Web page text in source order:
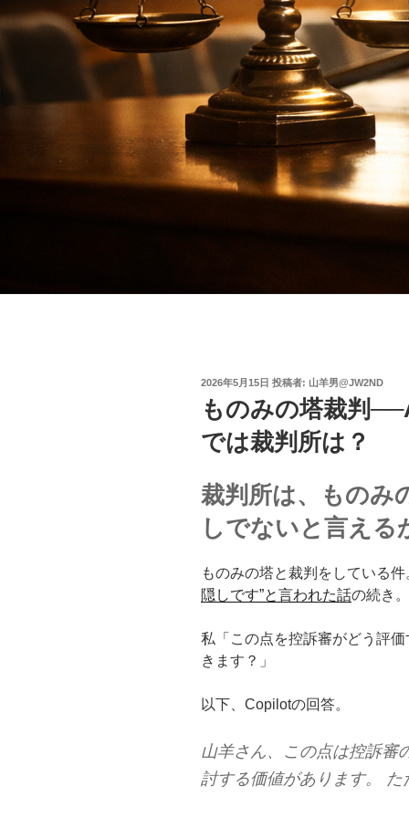
投
日:
2026年5月15日 投稿者: 山羊男@JW2ND
ものみの塔裁判
では裁判所は？
裁判所は、ものみ
しでないと言える
ものみの塔と裁判をしている
隠しです”と言われた話の続き。
私「この点を控訴審がどう評
きます？」
以下、Copilotの回答。
山羊さん、この点は控訴審
討する価値があります。